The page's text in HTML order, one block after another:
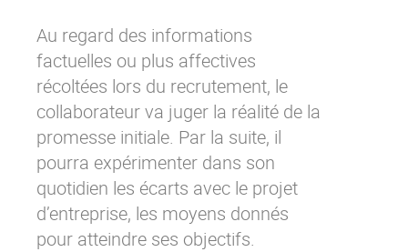
Au regard des informations
factuelles ou plus affectives
récoltées lors du recrutement, le
collaborateur va juger la réalité de la
promesse initiale. Par la suite, il
pourra expérimenter dans son
quotidien les écarts avec le projet
d’entreprise, les moyens donnés
pour atteindre ses objectifs.